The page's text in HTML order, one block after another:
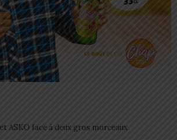
ASKO face à deux gros morceaux